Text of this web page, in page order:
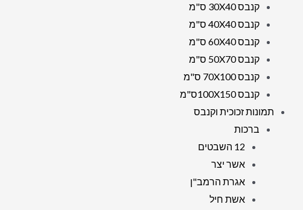
קנבס 30X40 ס"מ
קנבס 40X40 ס"מ
קנבס 60X40 ס"מ
קנבס 50X70 ס"מ
קנבס 70X100 ס"מ
קנבס 100X150ס"מ
תמונות זכוכית וקנבס
ברכות
12 השבטים
אשר יצר
אגרת הרמב"ן
אשת חיל